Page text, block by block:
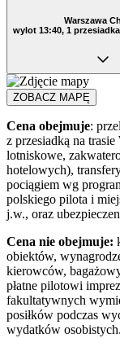
Warszawa
wylot 13:40, 1
ZOBACZ MAPĘ
Cena obejmuje:
z przesiadką na
lotniskowe,
hotelowych),
pociągiem wg
polskiego pilota i
j.w., oraz
Cena nie obejmuje:
obiektów,
kierowców,
płatne pilotowi
fakultatywnych
posiłków podczas
wydatków osobistych.